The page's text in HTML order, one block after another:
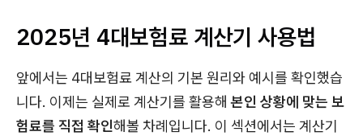
2025년 4대보험료 계산기 사용법
앞에서는 4대보험료 계산의 기본 원리와 예시를 확인했습
니다. 이제는 실제로 계산기를 활용해본인 상황에 맞는 보
험료를 직접 확인해볼 차례입니다. 이 섹션에서는 계산기